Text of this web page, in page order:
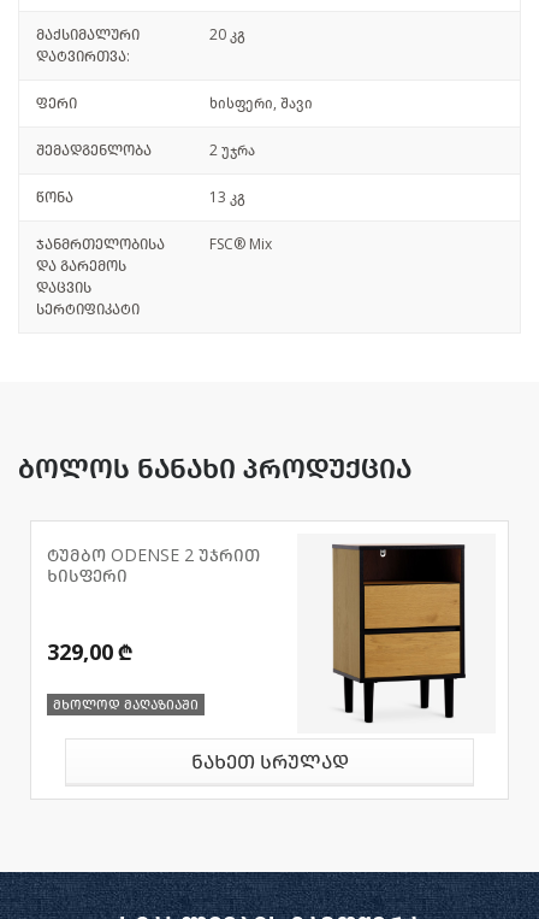
მაქსიმალური
დატვირთვა:
20 კგ
ფერი ხისფერი, შავი
შემადგენლობა 2 უჯრა
წონა 13 კგ
ჯანმრთელობისა
და გარემოს
დაცვის
სერტიფიკატი
FSC® Mix
ბოლოს ნანახი პროდუქცია
ტუმბო ODENSE 2 უჯრით
ხისფერი
329,00 ₾
მხოლოდ მაღაზიაში
ნახეთ სრულად